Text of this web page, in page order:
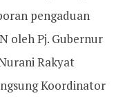
pengaduan
oleh Pj. Gubernur
Rakyat
Koordinator